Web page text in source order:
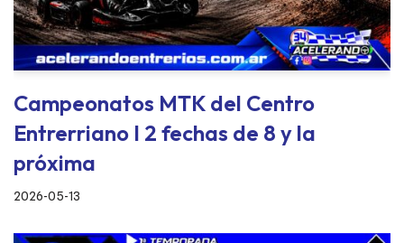
Campeonatos MTK del Centro
Entrerriano I 2 fechas de 8 y la
próxima
2026-05-13